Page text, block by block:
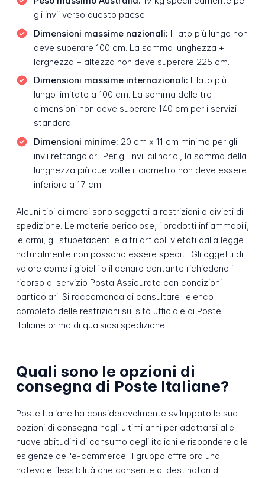
gli invii verso questo paese.
Dimensioni massime nazionali: Il lato più lungo non
deve superare 100 cm. La somma lunghezza +
larghezza + altezza non deve superare 225 cm.
Dimensioni massime internazionali: Il lato più
lungo limitato a 100 cm. La somma delle tre
dimensioni non deve superare 140 cm per i servizi
standard.
Dimensioni minime: 20 cm x 11 cm minimo per gli
invii rettangolari. Per gli invii cilindrici, la somma della
lunghezza più due volte il diametro non deve essere
inferiore a 17 cm.
Alcuni tipi di merci sono soggetti a restrizioni o divieti di
spedizione. Le materie pericolose, i prodotti infiammabili,
le armi, gli stupefacenti e altri articoli vietati dalla legge
naturalmente non possono essere spediti. Gli oggetti di
valore come i gioielli o il denaro contante richiedono il
ricorso al servizio Posta Assicurata con condizioni
particolari. Si raccomanda di consultare l'elenco
completo delle restrizioni sul sito ufficiale di Poste
Italiane prima di qualsiasi spedizione.
Quali sono le opzioni di
consegna di Poste Italiane?
Poste Italiane ha considerevolmente sviluppato le sue
opzioni di consegna negli ultimi anni per adattarsi alle
nuove abitudini di consumo degli italiani e rispondere alle
esigenze dell'e-commerce. Il gruppo offre ora una
notevole flessibilità che consente ai destinatari di